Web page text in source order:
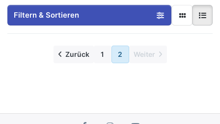
Filtern & Sortieren
Zurück 1 2 Weiter